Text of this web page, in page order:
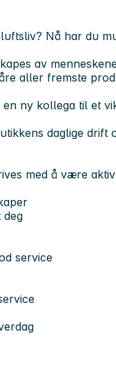
Nå har du
av
aller fremste
ny kollega til et
daglige drift
med å være
deg
service